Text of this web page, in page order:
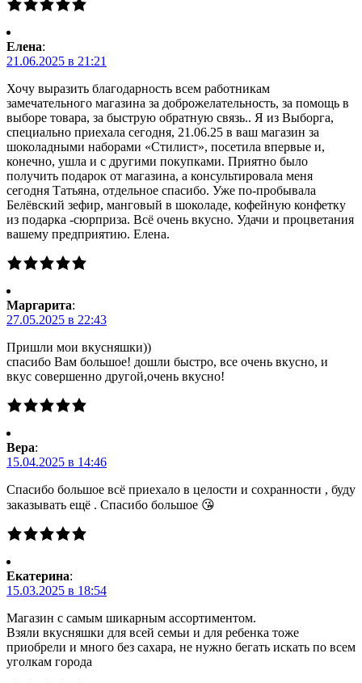
Елена:
21.06.2025 в 21:21
Хочу выразить благодарность всем работникам
замечательного магазина за доброжелательность, за помощь в
выборе товара, за быструю обратную связь.. Я из Выборга,
специально приехала сегодня, 21.06.25 в ваш магазин за
шоколадными наборами «Стилист», посетила впервые и,
конечно, ушла и с другими покупками. Приятно было
получить подарок от магазина, а консультировала меня
сегодня Татьяна, отдельное спасибо. Уже по-пробывала
Белёвский зефир, манговый в шоколаде, кофейную конфетку
из подарка -сюрприза. Всё очень вкусно. Удачи и процветания
вашему предприятию. Елена.
Маргарита:
27.05.2025 в 22:43
Пришли мои вкусняшки))
спасибо Вам большое! дошли быстро, все очень вкусно, и
вкус совершенно другой,очень вкусно!
Вера:
15.04.2025 в 14:46
Спасибо большое всё приехало в целости и сохранности , буду
заказывать ещё . Спасибо большое 😘
Екатерина:
15.03.2025 в 18:54
Магазин с самым шикарным ассортиментом.
Взяли вкусняшки для всей семьи и для ребенка тоже
приобрели и много без сахара, не нужно бегать искать по всем
уголкам города